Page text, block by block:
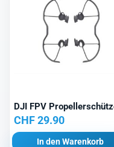
DJI FPV
CHF29.90
In den Warenkorb